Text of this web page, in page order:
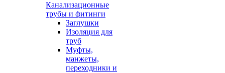
Канализационные
трубы и фитинги
Заглушки
Изоляция для
труб
Муфты,
манжеты,
переходники и